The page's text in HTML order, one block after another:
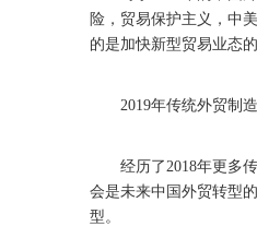
险，贸易保护主义，中
的是加快新型贸易业态
2019年传统外贸制造
经历了2018年更多传
会是未来中国外贸转型
型。